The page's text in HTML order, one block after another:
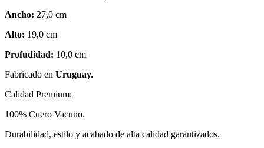
Ancho: 27,0 cm
Alto: 19,0 cm
Profudidad: 10,0 cm
Fabricado en Uruguay.
Calidad Premium:
100% Cuero Vacuno.
Durabilidad, estilo y acabado de alta calidad garantizados.